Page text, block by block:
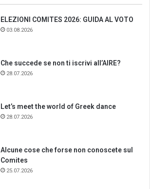
ELEZIONI COMITES 2026: GUIDA AL VOTO
03.08.2026
Che succede se non ti iscrivi all’AIRE?
28.07.2026
Let’s meet the world of Greek dance
28.07.2026
Alcune cose che forse non conoscete sul
Comites
25.07.2026